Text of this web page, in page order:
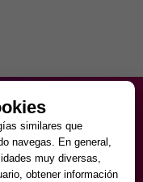
20:00
similares que
navegas. En general,
muy diversas,
obtener información